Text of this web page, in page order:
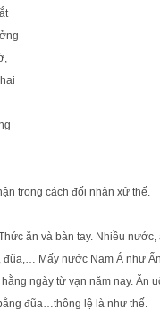
trong cách đối nhân xử thế.
ăn và bàn tay. Nhiều
đũa,… Mấy nước Nam Á như
ngày từ vạn năm nay. Ăn
đũa…thông lệ là như thế.